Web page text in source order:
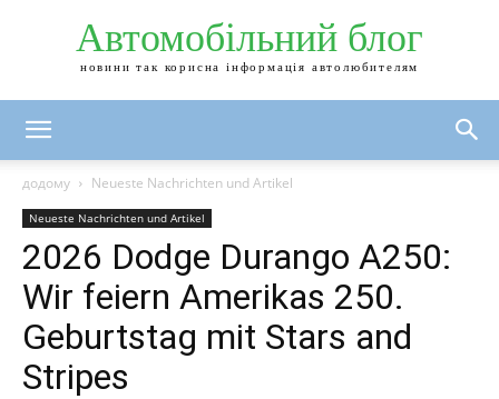
Автомобільний блог
новини так корисна інформація автолюбителям
додому Neueste Nachrichten und Artikel
Neueste Nachrichten und Artikel
2026 Dodge Durango A250:
Wir feiern Amerikas 250.
Geburtstag mit Stars and
Stripes